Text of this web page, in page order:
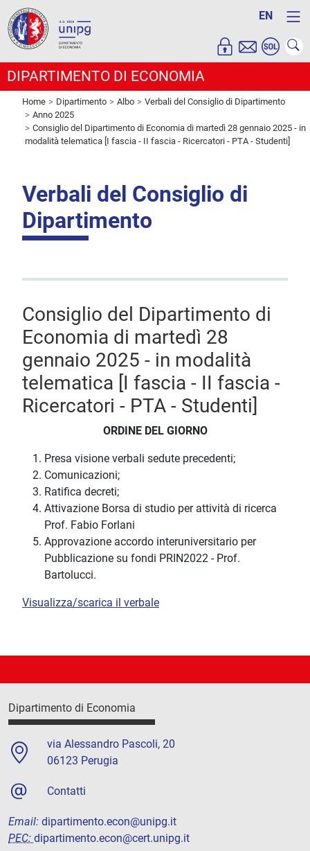
EN
DIPARTIMENTO DI ECONOMIA
Home Dipartimento Albo
Verbali del Consiglio di Dipartimento
Anno 2025
Consiglio del Dipartimento di Economia di martedì 28 gennaio 2025 - in
modalità telematica [I fascia - II fascia - Ricercatori - PTA - Studenti]
Verbali del Consiglio di
Dipartimento
Consiglio del Dipartimento di
Economia di martedì 28
gennaio 2025 - in modalità
telematica [I fascia - II fascia -
Ricercatori - PTA - Studenti]
ORDINE DEL GIORNO
Presa visione verbali sedute precedenti;
Comunicazioni;
Ratifica decreti;
Attivazione Borsa di studio per attività di ricerca
Prof. Fabio Forlani
Approvazione accordo interuniversitario per
Pubblicazione su fondi PRIN2022 - Prof.
Bartolucci.
Visualizza/scarica il verbale
Dipartimento di Economia
via Alessandro Pascoli, 20
06123 Perugia
Contatti
Email: dipartimento.econ@unipg.it
PEC: dipartimento.econ@cert.unipg.it